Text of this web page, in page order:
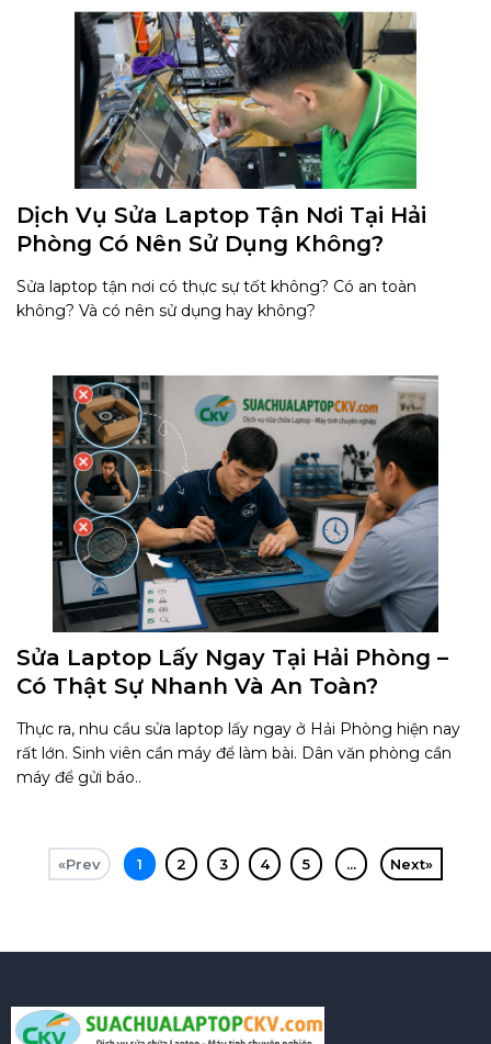
Dịch Vụ Sửa Laptop Tận Nơi Tại Hải
Phòng Có Nên Sử Dụng Không?
Sửa laptop tận nơi có thực sự tốt không? Có an toàn
không? Và có nên sử dụng hay không?
Sửa Laptop Lấy Ngay Tại Hải Phòng –
Có Thật Sự Nhanh Và An Toàn?
Thực ra, nhu cầu sửa laptop lấy ngay ở Hải Phòng hiện nay
rất lớn. Sinh viên cần máy để làm bài. Dân văn phòng cần
máy để gửi báo..
«Prev 1 2 3 4 5 ... Next»